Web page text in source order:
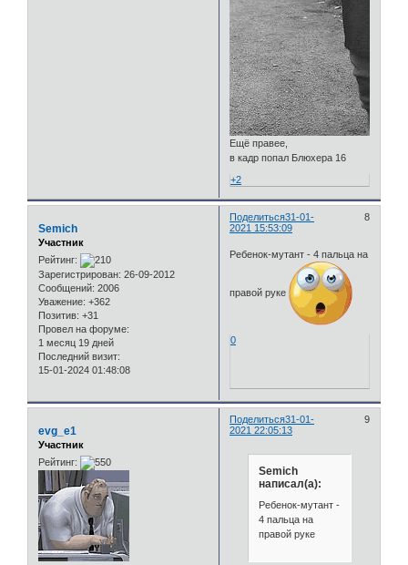
Ещё правее,
в кадр попал Блюхера 16
+2
Поделиться 8
31-01-
2021 15:53:09
Semich
Участник
Рейтинг:
Зарегистрирован: 26-09-2012
Сообщений: 2006
Уважение: +362
Позитив: +31
Провел на форуме:
1 месяц 19 дней
Последний визит:
15-01-2024 01:48:08
Ребенок-мутант - 4 пальца на
правой руке
0
Поделиться 9
31-01-
2021 22:05:13
evg_e1
Участник
Рейтинг:
Semich
написал(а):
Ребенок-мутант -
4 пальца на
правой руке